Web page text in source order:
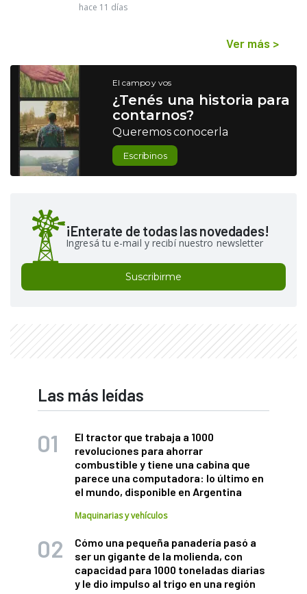
hace 11 días
Ver más >
El campo y vos
¿Tenés una historia para
contarnos?
Queremos conocerla
Escribinos
¡Enterate de todas las novedades!
Ingresá tu e-mail y recibí nuestro newsletter
Suscribirme
Las más leídas
El tractor que trabaja a 1000
revoluciones para ahorrar
combustible y tiene una cabina que
parece una computadora: lo último en
el mundo, disponible en Argentina
Maquinarias y vehículos
Cómo una pequeña panadería pasó a
ser un gigante de la molienda, con
capacidad para 1000 toneladas diarias
y le dio impulso al trigo en una región